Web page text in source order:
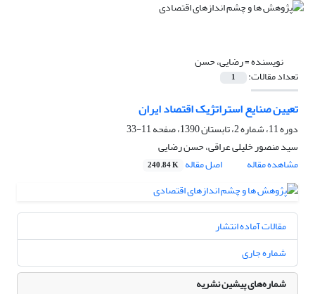
نویسنده =رضایی، حسن
تعداد مقالات: 1
تعیین صنایع استراتژیک اقتصاد ایران
دوره 11، شماره 2، تابستان 1390، صفحه
11-33
سید منصور خلیلی عراقی، حسن رضایی
مشاهده مقاله
اصل مقاله 240.84 K
مقالات آماده انتشار
شماره جاری
شماره‌های پیشین نشریه